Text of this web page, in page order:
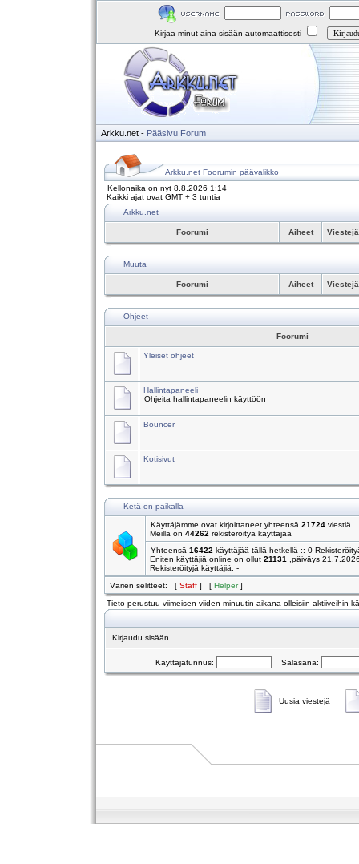
Kirjaa minut aina sisään automaattisesti
Arkku.net - Pääsivu Forum
Arkku.net Foorumin päävalikko
Kellonaika on nyt 8.8.2026 1:14
Kaikki ajat ovat GMT + 3 tuntia
Arkku.net
Foorumi Aiheet
Muuta
Foorumi Aiheet
Ohjeet
Foorumi
Yleiset ohjeet
Hallintapaneeli
Ohjeita hallintapaneelin käyttöön
Bouncer
Kotisivut
Ketä on paikalla
Käyttäjämme ovat kirjoittaneet yhteensä 21724 viestiä
Meillä on 44262 rekisteröityä käyttäjää
Yhteensä 16422 käyttäjää tällä hetkellä :: 0
Eniten käyttäjiä online on ollut 21131
,päiväys
Rekisteröityjä käyttäjiä: -
Värien selitteet: [ Staff ] [ Helper]
Tieto perustuu viimeisen viiden minuutin aikana olleisiin aktiiveihin
Kirjaudu sisään
Käyttäjätunnus: Salasana:
Uusia viestejä